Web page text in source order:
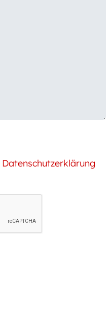
Datenschutzerklärung